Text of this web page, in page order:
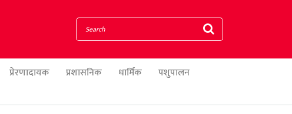
प्रेरणादायक प्रशासनिक धार्मिक
पशुपालन